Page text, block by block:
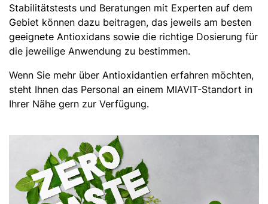
Stabilitätstests und Beratungen mit Experten auf dem
Gebiet können dazu beitragen, das jeweils am besten
geeignete Antioxidans sowie die richtige Dosierung für
die jeweilige Anwendung zu bestimmen.
Wenn Sie mehr über Antioxidantien erfahren möchten,
steht Ihnen das Personal an einem MIAVIT-Standort in
Ihrer Nähe gern zur Verfügung.